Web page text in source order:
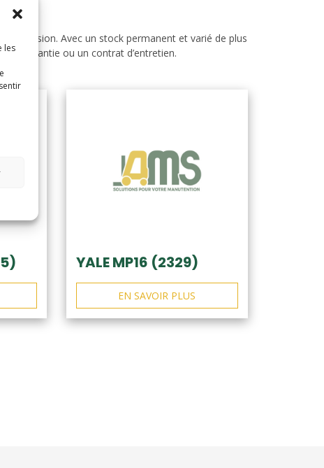
les
Avec un stock permanent et varié de plus
garantie ou un contrat d’entretien.
YALE MP16 (2329)
EN SAVOIR PLUS